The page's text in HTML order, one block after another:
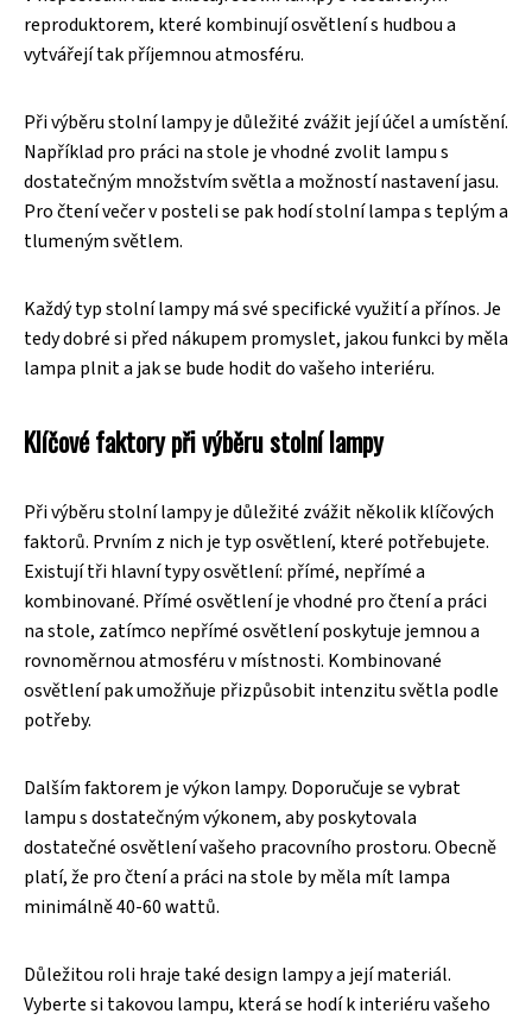
reproduktorem, které kombinují osvětlení s hudbou a
vytvářejí tak příjemnou atmosféru.
Při výběru stolní lampy je důležité zvážit její účel a umístění.
Například pro práci na stole je vhodné zvolit lampu s
dostatečným množstvím světla a možností nastavení jasu.
Pro čtení večer v posteli se pak hodí stolní lampa s teplým a
tlumeným světlem.
Každý typ stolní lampy má své specifické využití a přínos. Je
tedy dobré si před nákupem promyslet, jakou funkci by měla
lampa plnit a jak se bude hodit do vašeho interiéru.
Klíčové faktory při výběru stolní lampy
Při výběru stolní lampy je důležité zvážit několik klíčových
faktorů. Prvním z nich je typ osvětlení, které potřebujete.
Existují tři hlavní typy osvětlení: přímé, nepřímé a
kombinované. Přímé osvětlení je vhodné pro čtení a práci
na stole, zatímco nepřímé osvětlení poskytuje jemnou a
rovnoměrnou atmosféru v místnosti. Kombinované
osvětlení pak umožňuje přizpůsobit intenzitu světla podle
potřeby.
Dalším faktorem je výkon lampy. Doporučuje se vybrat
lampu s dostatečným výkonem, aby poskytovala
dostatečné osvětlení vašeho pracovního prostoru. Obecně
platí, že pro čtení a práci na stole by měla mít lampa
minimálně 40-60 wattů.
Důležitou roli hraje také design lampy a její materiál.
Vyberte si takovou lampu, která se hodí k interiéru vašeho